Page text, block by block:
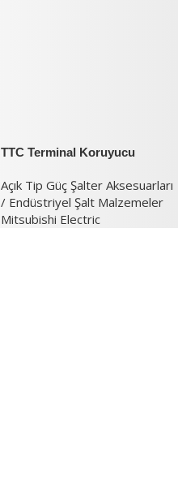
TTC Terminal Koruyucu
Açık Tip Güç Şalter Aksesuarları
/ Endüstriyel Şalt Malzemeler
Mitsubishi Electric